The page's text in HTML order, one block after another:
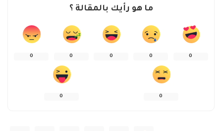
ما هو رأيك بالمقالة ؟
0
0
0
0
0
0
0